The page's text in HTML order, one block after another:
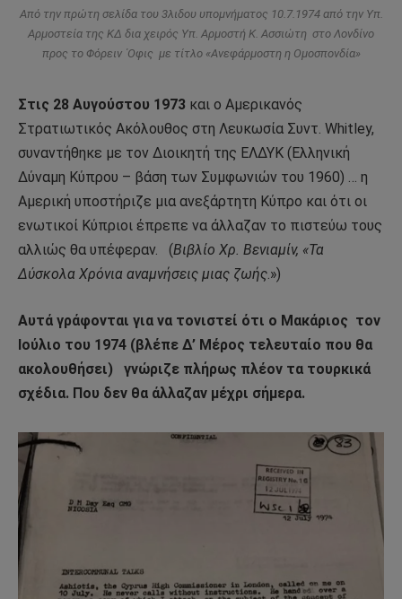
Από την πρώτη σελίδα του 3λιδου υπομνήματος 10.7.1974 από την Υπ.
Αρμοστεία της ΚΔ δια χειρός Υπ. Αρμοστή Κ. Ασσιώτη στο Λονδίνο
προς το Φόρειν ΄Οφις με τίτλο «Ανεφάρμοστη η Ομοσπονδία»
Στις 28 Αυγούστου 1973 και ο Αμερικανός
Στρατιωτικός Ακόλουθος στη Λευκωσία Συντ. Whitley,
συναντήθηκε με τον Διοικητή της ΕΛΔΥΚ (Ελληνική
Δύναμη Κύπρου – βάση των Συμφωνιών του 1960) … η
Αμερική υποστήριζε μια ανεξάρτητη Κύπρο και ότι οι
ενωτικοί Κύπριοι έπρεπε να άλλαζαν το πιστεύω τους
αλλιώς θα υπέφεραν. (Βιβλίο Χρ. Βενιαμίν, «Τα
Δύσκολα Χρόνια αναμνήσεις μιας ζωής.»)
Αυτά γράφονται για να τονιστεί ότι ο Μακάριος τον
Ιούλιο του 1974 (βλέπε Δ’ Μέρος τελευταίο που θα
ακολουθήσει)
γνώριζε πλήρως πλέον τα τουρκικά
σχέδια. Που δεν θα άλλαζαν μέχρι σήμερα.